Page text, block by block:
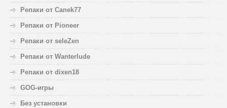
Репаки от Canek77
Репаки от Pioneer
Репаки от seleZen
Репаки от Wanterlude
Репаки от dixen18
GOG-игры
Без установки